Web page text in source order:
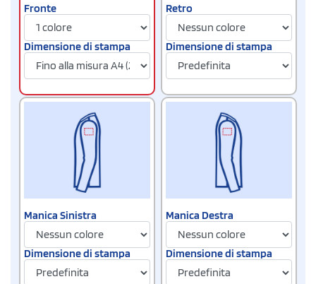
Fronte
Dimensione di stampa
Retro
Dimensione di stampa
Manica Sinistra
Dimensione di stampa
Manica Destra
Dimensione di stampa